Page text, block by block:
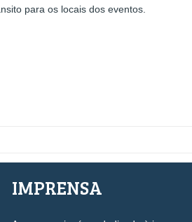
para os locais dos eventos.
IMPRENSA